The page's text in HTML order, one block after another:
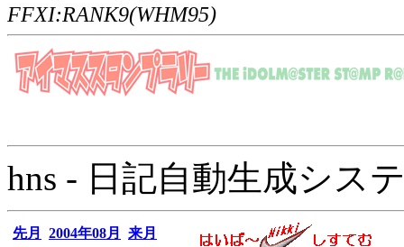
FFXI:RANK9(WHM95)
hns - 日記自動生成シス
先月 2004年08月
来月